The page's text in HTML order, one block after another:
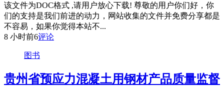
该文件为DOC格式 ,请用户放心下载! 尊敬的用户你们好，你
们的支持是我们前进的动力，网站收集的文件并免费分享都是
不容易，如果你觉得本站不...
8 小时前6评论
图书
贵州省预应力混凝土用钢材产品质量监督